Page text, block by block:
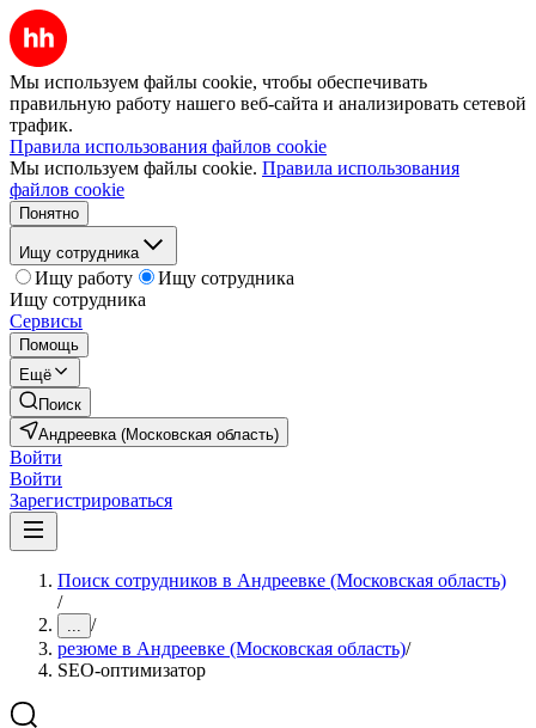
Мы используем файлы cookie, чтобы обеспечивать
правильную работу нашего веб-сайта и анализировать сетевой
трафик.
Правила использования файлов cookie
Мы используем файлы cookie. Правила использования
файлов cookie
Понятно
Ищу сотрудника
Ищу работу
Ищу сотрудника
Ищу сотрудника
Сервисы
Помощь
Ещё
Поиск
Андреевка (Московская область)
Войти
Войти
Зарегистрироваться
Поиск сотрудников в Андреевке (Московская область)
/
... /
резюме в Андреевке (Московская область)/
SEO-оптимизатор